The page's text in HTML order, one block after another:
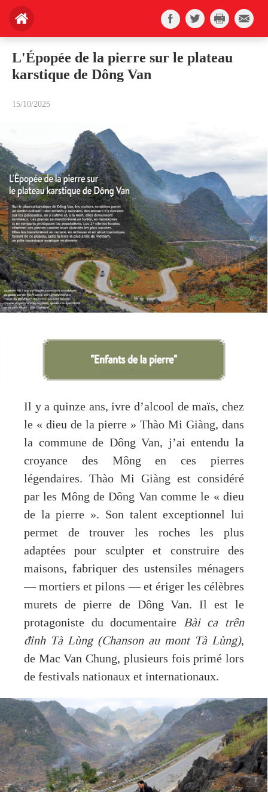
L'Épopée de la pierre sur le plateau
karstique de Dông Van
15/10/2025
Il y a quinze ans, ivre d’alcool de maïs, chez
le « dieu de la pierre » Thào Mi Giàng, dans
la commune de Dông Van, j’ai entendu la
croyance des Mông en ces pierres
légendaires. Thào Mi Giàng est considéré
par les Mông de Dông Van comme le « dieu
de la pierre ». Son talent exceptionnel lui
permet de trouver les roches les plus
adaptées pour sculpter et construire des
maisons, fabriquer des ustensiles ménagers
— mortiers et pilons — et ériger les célèbres
murets de pierre de Dông Van. Il est le
protagoniste du documentaire Bài ca trên
đỉnh Tà Lùng (Chanson au mont Tà Lùng),
de Mac Van Chung, plusieurs fois primé lors
de festivals nationaux et internationaux.